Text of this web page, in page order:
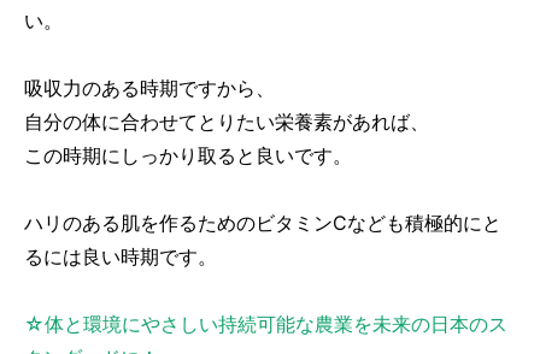
い。
吸収力のある時期ですから、
自分の体に合わせてとりたい栄養素があれば、
この時期にしっかり取ると良いです。
ハリのある肌を作るためのビタミンCなども積極的にと
るには良い時期です。
☆体と環境にやさしい持続可能な農業を未来の日本のス